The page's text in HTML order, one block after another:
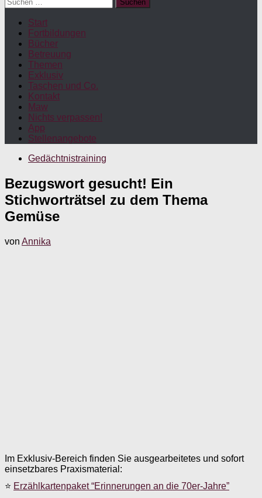
nach:
Start
Fortbildungen
Bücher
Betreuung
Themen
Exklusiv
Taschen und Co.
Kontakt
Maw
Nichts verpassen!
App
Stellenangebote
Gedächtnistraining
Bezugswort gesucht! Ein
Stichworträtsel zu dem Thema
Gemüse
von Annika
Im Exklusiv-Bereich finden Sie ausgearbeitetes und sofort
einsetzbares Praxismaterial:
⭐ Erzählkartenpaket “Erinnerungen an die 70er-Jahre”